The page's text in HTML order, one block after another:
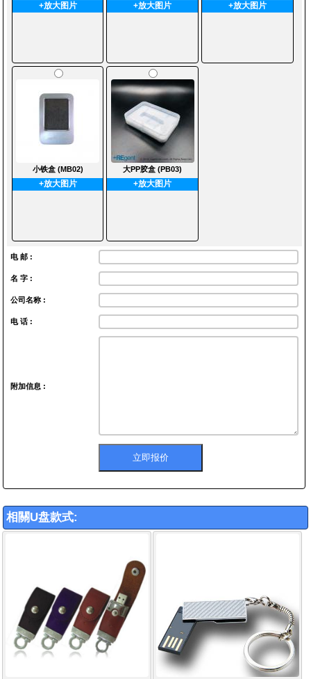
+放大图片 +放大图片 +放大图片
小铁盒 (MB02)
+放大图片
大PP胶盒 (PB03)
+放大图片
电 邮 :
名 字 :
公司名称 :
电 话 :
附加信息 :
相關U盘款式: